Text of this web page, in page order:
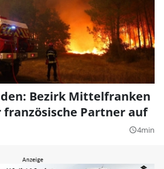
Bezirk Mittelfranken
Partner auf
query_builder4min